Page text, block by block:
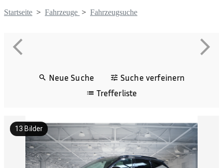
Startseite > Fahrzeuge > Fahrzeugsuche
Neue Suche
Suche verfeinern
Trefferliste
13 Bilder